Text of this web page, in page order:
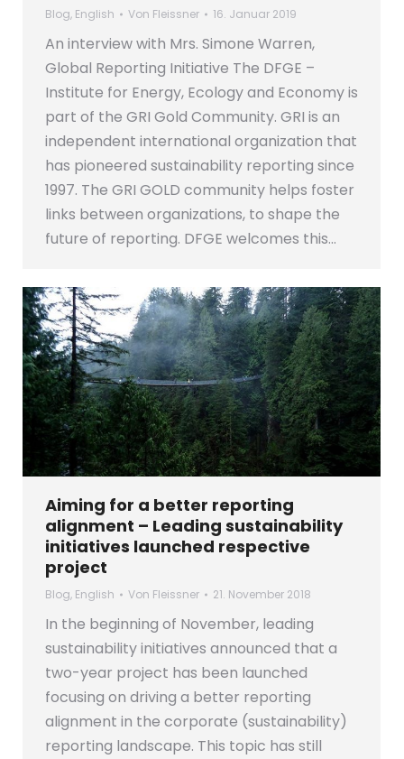
Blog, English Von Fleissner 16. Januar 2019
An interview with Mrs. Simone Warren,
Global Reporting Initiative The DFGE –
Institute for Energy, Ecology and Economy is
part of the GRI Gold Community. GRI is an
independent international organization that
has pioneered sustainability reporting since
1997. The GRI GOLD community helps foster
links between organizations, to shape the
future of reporting. DFGE welcomes this…
Aiming for a better reporting
alignment – Leading sustainability
initiatives launched respective
project
Blog, English Von Fleissner 21. November 2018
In the beginning of November, leading
sustainability initiatives announced that a
two-year project has been launched
focusing on driving a better reporting
alignment in the corporate (sustainability)
reporting landscape. This topic has still